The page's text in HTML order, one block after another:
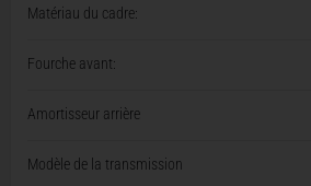
Matériau du cadre:
Fourche avant:
Amortisseur arrière
Modèle de la transmission